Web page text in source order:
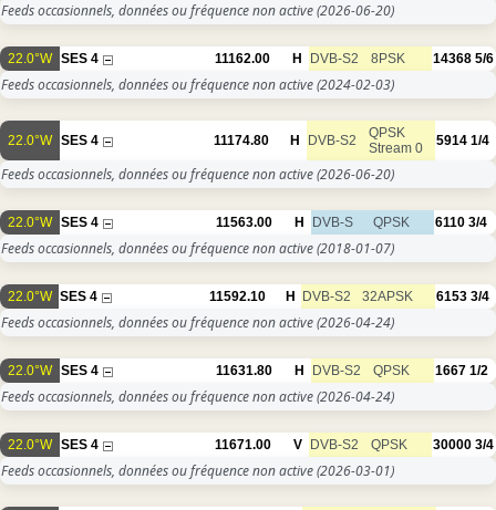
Feeds occasionnels, données ou fréquence non active(2026-06-20)
22.0°W SES 4 11162.00 H DVB-S2 8PSK 14368 5/6
Feeds occasionnels, données ou fréquence non active(2024-02-03)
22.0°W SES 4 11174.80 H DVB-S2
QPSK
Stream 0
5914 1/4
Feeds occasionnels, données ou fréquence non active(2026-06-20)
22.0°W SES 4 11563.00 H DVB-S QPSK 6110 3/4
Feeds occasionnels, données ou fréquence non active(2018-01-07)
22.0°W SES 4 11592.10 H DVB-S2 32APSK 6153 3/4
Feeds occasionnels, données ou fréquence non active(2026-04-24)
22.0°W SES 4 11631.80 H DVB-S2 QPSK 1667 1/2
Feeds occasionnels, données ou fréquence non active(2026-04-24)
22.0°W SES 4 11671.00 V DVB-S2 QPSK 30000 3/4
Feeds occasionnels, données ou fréquence non active(2026-03-01)